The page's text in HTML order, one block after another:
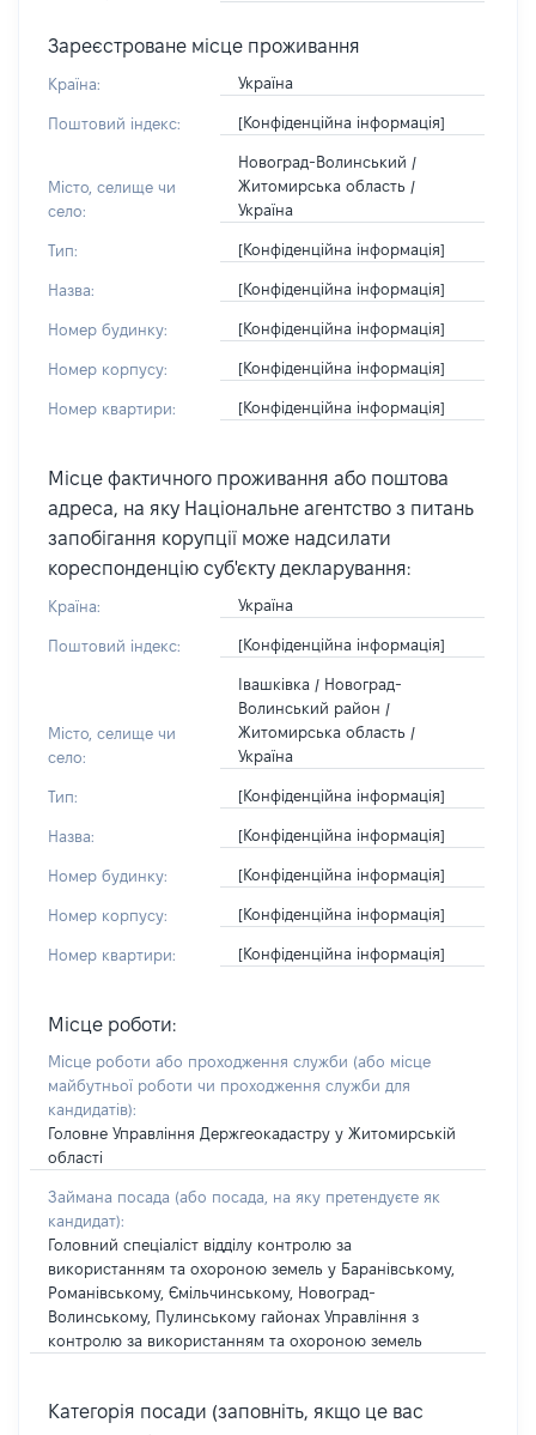
Зареєстроване місце проживання
Країна: Україна
Поштовий індекс: [Конфіденційна інформація]
Місто, селище чи
село:
Новоград-Волинський /
Житомирська область /
Україна
Тип: [Конфіденційна інформація]
Назва: [Конфіденційна інформація]
Номер будинку: [Конфіденційна інформація]
Номер корпусу: [Конфіденційна інформація]
Номер квартири: [Конфіденційна інформація]
Місце фактичного проживання або поштова
адреса, на яку Національне агентство з питань
запобігання корупції може надсилати
кореспонденцію суб'єкту декларування:
Країна: Україна
Поштовий індекс: [Конфіденційна інформація]
Місто, селище чи
село:
Івашківка / Новоград-
Волинський район /
Житомирська область /
Україна
Тип: [Конфіденційна інформація]
Назва: [Конфіденційна інформація]
Номер будинку: [Конфіденційна інформація]
Номер корпусу: [Конфіденційна інформація]
Номер квартири: [Конфіденційна інформація]
Місце роботи:
Місце роботи або проходження служби (або місце
майбутньої роботи чи проходження служби для
кандидатів):
Головне Управління Держгеокадастру у Житомирській
області
Займана посада (або посада, на яку претендуєте як
кандидат):
Головний спеціаліст відділу контролю за
використанням та охороною земель у Баранівському,
Романівському, Ємільчинському, Новоград-
Волинському, Пулинському гайонах Управління з
контролю за використанням та охороною земель
Категорія посади (заповніть, якщо це вас